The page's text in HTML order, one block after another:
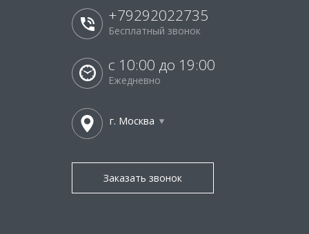
+79292022735
Бесплатный звонок
с 10:00 до 19:00
Ежедневно
г. Москва
Заказать звонок